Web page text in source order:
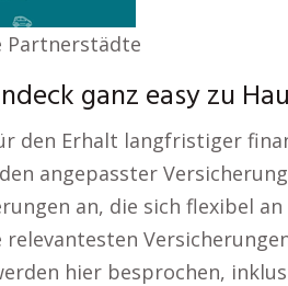
Partnerstädte
ganz easy zu
den Erhalt langfristiger
angepasster
an, die sich flexibel
relevantesten
hier besprochen,